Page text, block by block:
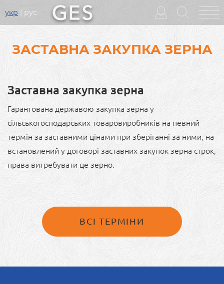
укр рус
Головне
меню
ЗАСТАВНА ЗАКУПКА ЗЕРНА
Заставна закупка зерна
Гарантована державою закупка зерна у
сільськогосподарських товаровиробників на певний
термін за заставними цінами при зберіганні за ними, на
встановлений у договорі заставних закупок зерна строк,
права витребувати це зерно.
ВСІ ТЕРМІНИ